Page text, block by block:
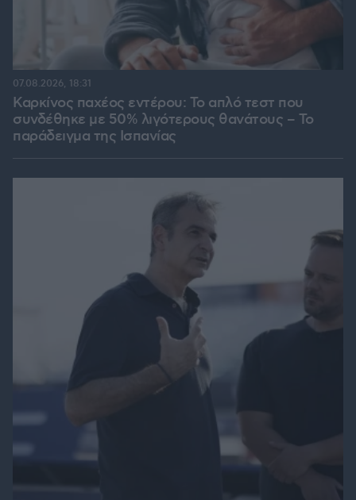
Καρκίνος παχέος εντέρου: Το απλό τεστ που
συνδέθηκε με 50% λιγότερους θανάτους – Το
παράδειγμα της Ισπανίας
07.08.2026, 18:31